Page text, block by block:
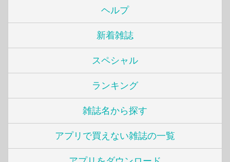
ヘルプ
新着雑誌
スペシャル
ランキング
雑誌名から探す
アプリで買えない雑誌の一覧